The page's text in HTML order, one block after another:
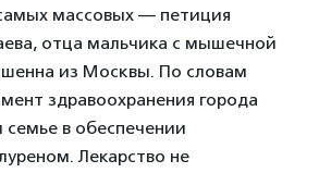
массовых — петиция
отца мальчика с мышечной
из Москвы. По словам
здравоохранения города
в обеспечении
Лекарство не